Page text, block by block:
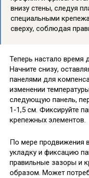
внизу стены, следуя
специальными
сверху, соблюдая
Теперь настало время
Начните снизу,
панелями для
изменении
следующую панель,
1-1,5 см. Фиксируйте
крепежных элементов.
По мере продвижения
укладку и фиксацию
правильные зазоры и
образом. Может